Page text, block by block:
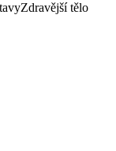
Zdravější tělo